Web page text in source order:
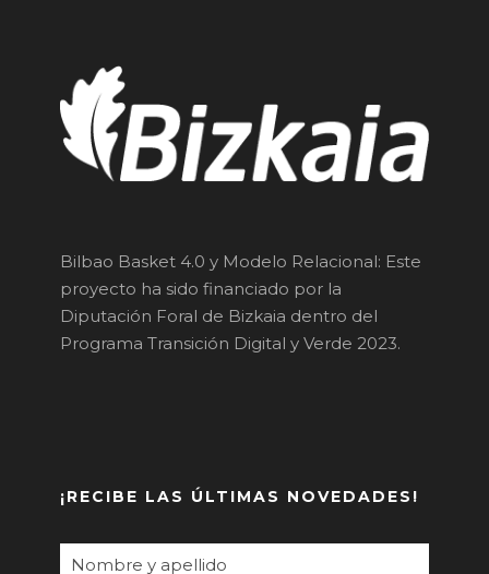
Bilbao Basket 4.0 y Modelo Relacional: Este
proyecto ha sido financiado por la
Diputación Foral de Bizkaia dentro del
Programa Transición Digital y Verde 2023.
¡RECIBE LAS ÚLTIMAS NOVEDADES!